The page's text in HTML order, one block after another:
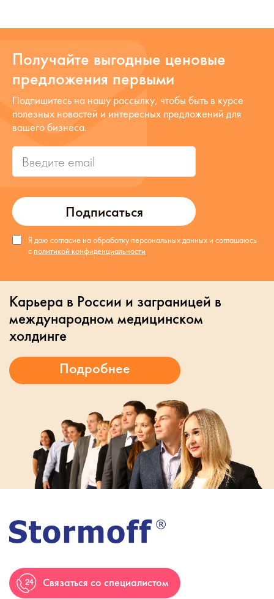
Получайте выгодные ценовые
предложения первыми
Подписаться
Подпишитесь на нашу рассылку, чтобы быть в курсе
полезных новостей и интересных предложений для
вашего бизнеса.
Я даю согласие на обработку персональных данных и соглашаюсь
с политикой конфиденциальности
Карьера в России и заграницей в
международном медицинском
холдинге
Связаться со специалистом